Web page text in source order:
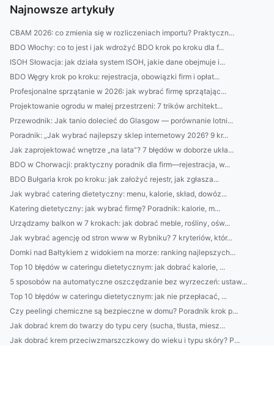
Najnowsze artykuły
CBAM 2026: co zmienia się w rozliczeniach importu? Praktyczn...
BDO Włochy: co to jest i jak wdrożyć BDO krok po kroku dla f...
ISOH Słowacja: jak działa system ISOH, jakie dane obejmuje i...
BDO Węgry krok po kroku: rejestracja, obowiązki firm i opłat...
Profesjonalne sprzątanie w 2026: jak wybrać firmę sprzątając...
Projektowanie ogrodu w małej przestrzeni: 7 trików architekt...
Przewodnik: Jak tanio dolecieć do Glasgow — porównanie lotni...
Poradnik: „Jak wybrać najlepszy sklep internetowy 2026? 9 kr...
Jak zaprojektować wnętrze „na lata”? 7 błędów w doborze ukła...
BDO w Chorwacji: praktyczny poradnik dla firm—rejestracja, w...
BDO Bułgaria krok po kroku: jak założyć rejestr, jak zgłasza...
Jak wybrać catering dietetyczny: menu, kalorie, skład, dowóz...
Katering dietetyczny: jak wybrać firmę? Poradnik: kalorie, m...
Urządzamy balkon w 7 krokach: jak dobrać meble, rośliny, ośw...
Jak wybrać agencję od stron www w Rybniku? 7 kryteriów, któr...
Domki nad Bałtykiem z widokiem na morze: ranking najlepszych...
Top 10 błędów w cateringu dietetycznym: jak dobrać kalorie, ...
5 sposobów na automatyczne oszczędzanie bez wyrzeczeń: ustaw...
Top 10 błędów w cateringu dietetycznym: jak nie przepłacać, ...
Czy peelingi chemiczne są bezpieczne w domu? Poradnik krok p...
Jak dobrać krem do twarzy do typu cery (sucha, tłusta, miesz...
Jak dobrać krem przeciwzmarszczkowy do wieku i typu skóry? P...